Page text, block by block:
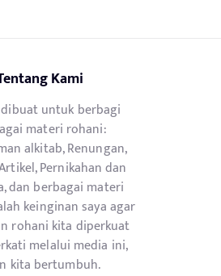
Kami
untuk berbagi
materi rohani:
alkitab, Renungan,
Pernikahan dan
dan berbagai materi
keinginan saya agar
rohani kita diperkuat
melalui media ini,
kita bertumbuh.